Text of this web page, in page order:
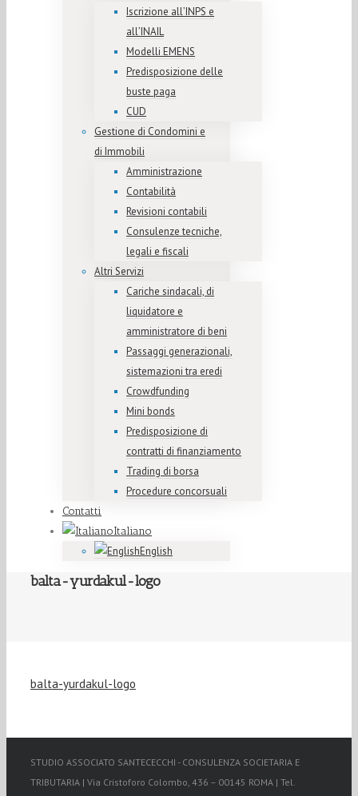
Iscrizione all’INPS e
all’INAIL
Modelli EMENS
Predisposizione delle
buste paga
CUD
Gestione di Condomini e
di Immobili
Amministrazione
Contabilità
Revisioni contabili
Consulenze tecniche,
legali e fiscali
Altri Servizi
Cariche sindacali, di
liquidatore e
amministratore di beni
Passaggi generazionali,
sistemazioni tra eredi
Crowdfunding
Mini bonds
Predisposizione di
contratti di finanziamento
Trading di borsa
Procedure concorsuali
Contatti
Italiano
English
balta-yurdakul-logo
balta-yurdakul-logo
STUDIO ASSOCIATO SANTECECCHI - CONSULENZA SOCIETARIA E
TRIBUTARIA | Via Cristoforo Colombo, 436 – 00145 ROMA | Tel.